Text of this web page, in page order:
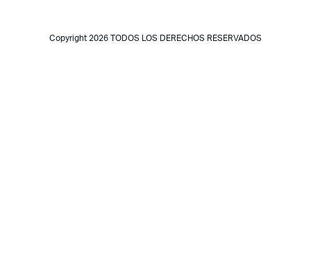
Copyright 2026 TODOS LOS DERECHOS RESERVADOS